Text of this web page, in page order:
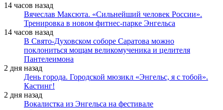
14 часов назад
Вячеслав Максюта. «Сильнейший человек России».
Тренировка в новом фитнес-парке Энгельса
14 часов назад
В Свято-Духовском соборе Саратова можно
поклониться мощам великомученика и целителя
Пантелеимона
2 дня назад
День города. Городской мюзикл «Энгельс, я с тобой».
Кастинг!
2 дня назад
Вокалистка из Энгельса на фестивале